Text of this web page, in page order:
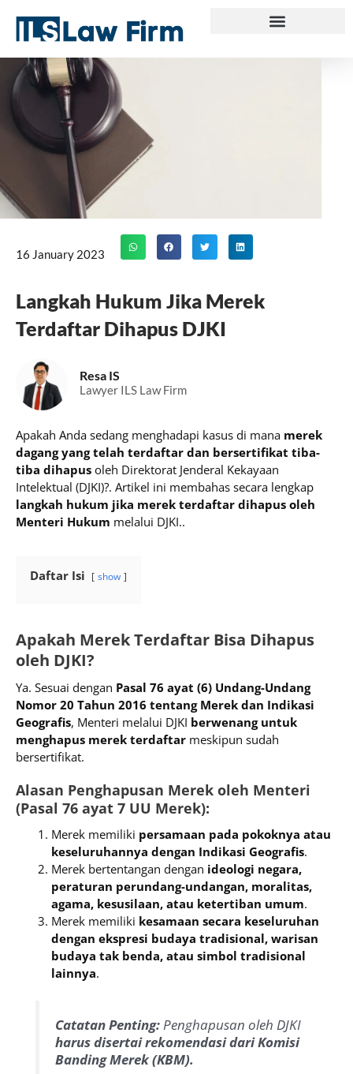
content
16 January 2023
Langkah Hukum Jika Merek
Terdaftar Dihapus DJKI
Resa IS
Lawyer ILS Law Firm
Apakah Anda sedang menghadapi kasus di mana merek
dagang yang telah terdaftar dan bersertifikat tiba-
tiba dihapus oleh Direktorat Jenderal Kekayaan
Intelektual (DJKI)?. Artikel ini membahas secara lengkap
langkah hukum jika merek terdaftar dihapus oleh
Menteri Hukum melalui DJKI..
Daftar Isi show
Apakah Merek Terdaftar Bisa Dihapus
oleh DJKI?
Ya. Sesuai dengan Pasal 76 ayat (6) Undang-Undang
Nomor 20 Tahun 2016 tentang Merek dan Indikasi
Geografis, Menteri melalui DJKI berwenang untuk
menghapus merek terdaftar meskipun sudah
bersertifikat.
Alasan Penghapusan Merek oleh Menteri
(Pasal 76 ayat 7 UU Merek):
Merek memiliki persamaan pada pokoknya atau
keseluruhannya dengan Indikasi Geografis.
Merek bertentangan dengan ideologi negara,
peraturan perundang-undangan, moralitas,
agama, kesusilaan, atau ketertiban umum.
Merek memiliki kesamaan secara keseluruhan
dengan ekspresi budaya tradisional, warisan
budaya tak benda, atau simbol tradisional
lainnya.
Catatan Penting:Penghapusan oleh DJKI
harus disertai rekomendasi dari Komisi
Banding Merek (KBM).